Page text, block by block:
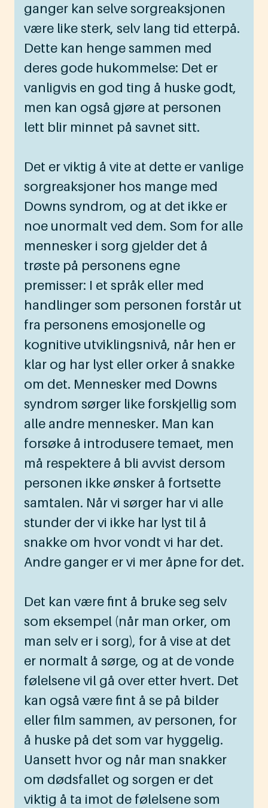
ganger kan selve sorgreaksjonen
være like sterk, selv lang tid etterpå.
Dette kan henge sammen med
deres gode hukommelse: Det er
vanligvis en god ting å huske godt,
men kan også gjøre at personen
lett blir minnet på savnet sitt.
Det er viktig å vite at dette er vanlige
sorgreaksjoner hos mange med
Downs syndrom, og at det ikke er
noe unormalt ved dem. Som for alle
mennesker i sorg gjelder det å
trøste på personens egne
premisser: I et språk eller med
handlinger som personen forstår ut
fra personens emosjonelle og
kognitive utviklingsnivå, når hen er
klar og har lyst eller orker å snakke
om det. Mennesker med Downs
syndrom sørger like forskjellig som
alle andre mennesker. Man kan
forsøke å introdusere temaet, men
må respektere å bli avvist dersom
personen ikke ønsker å fortsette
samtalen. Når vi sørger har vi alle
stunder der vi ikke har lyst til å
snakke om hvor vondt vi har det.
Andre ganger er vi mer åpne for det.
Det kan være fint å bruke seg selv
som eksempel (når man orker, om
man selv er i sorg), for å vise at det
er normalt å sørge, og at de vonde
følelsene vil gå over etter hvert. Det
kan også være fint å se på bilder
eller film sammen, av personen, for
å huske på det som var hyggelig.
Uansett hvor og når man snakker
om dødsfallet og sorgen er det
viktig å ta imot de følelsene som